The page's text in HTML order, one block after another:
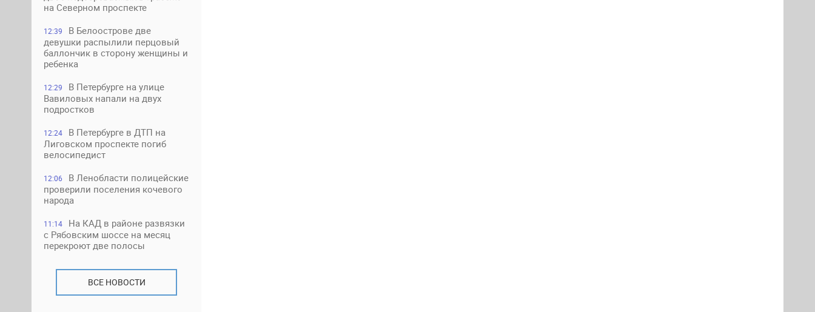
на Северном проспекте
12:39
В Белоострове две
девушки распылили перцовый
баллончик в сторону женщины и
ребенка
12:29
В Петербурге на улице
Вавиловых напали на двух
подростков
12:24
В Петербурге в ДТП на
Лиговском проспекте погиб
велосипедист
12:06
В Ленобласти полицейские
проверили поселения кочевого
народа
11:14
На КАД в районе развязки
с Рябовским шоссе на месяц
перекроют две полосы
ВСЕ НОВОСТИ